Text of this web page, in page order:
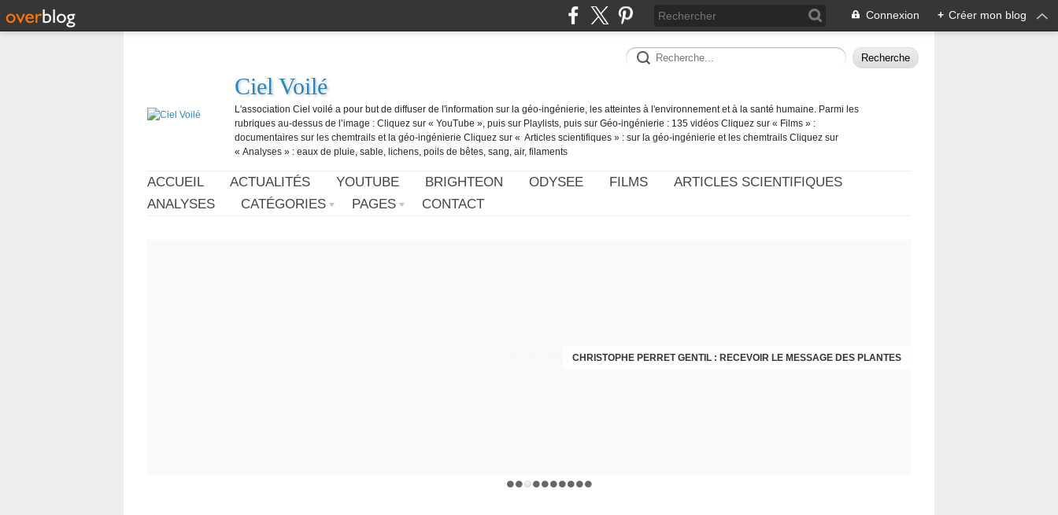
Connexion + Créer mon blog
Ciel Voilé
L'association Ciel voilé a pour but de diffuser de l'information sur la géo-ingénierie, les atteintes à l'environnement et à la santé humaine. Parmi les
rubriques au-dessus de l’image : Cliquez sur « YouTube », puis sur Playlists, puis sur Géo-ingénierie : 135 vidéos Cliquez sur « Films » :
documentaires sur les chemtrails et la géo-ingénierie Cliquez sur « Articles scientifiques » : sur la géo-ingénierie et les chemtrails Cliquez sur
« Analyses » : eaux de pluie, sable, lichens, poils de bêtes, sang, air, filaments
ACCUEIL ACTUALITÉS YOUTUBE BRIGHTEON ODYSEE FILMS
ARTICLES SCIENTIFIQUES
ANALYSES
CATÉGORIES PAGES CONTACT
CHRISTOPHE PERRET GENTIL : RECEVOIR LE MESSAGE DES PLANTES
BIG PHARMA HORS DE CONTRÔLE : LA HAS (HAUTE AUTORITÉ DE SANTÉ) MENACE DE BALANCER LES COUPABLES !